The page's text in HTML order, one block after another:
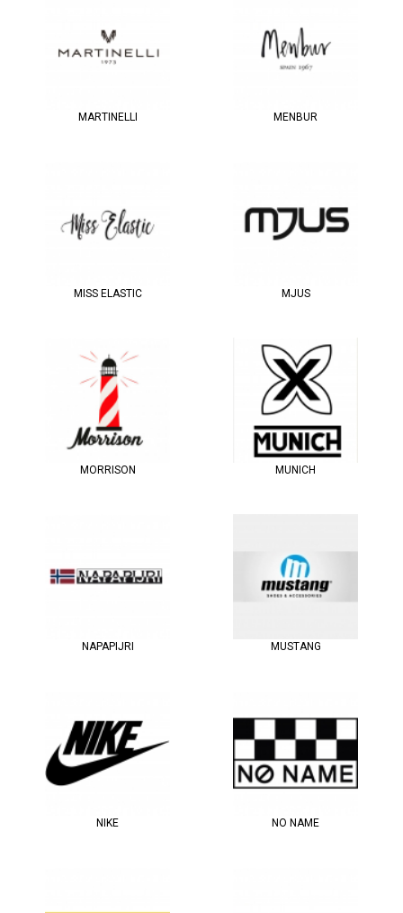
MARTINELLI MENBUR
MISS ELASTIC MJUS
MORRISON MUNICH
NAPAPIJRI MUSTANG
NIKE NO NAME